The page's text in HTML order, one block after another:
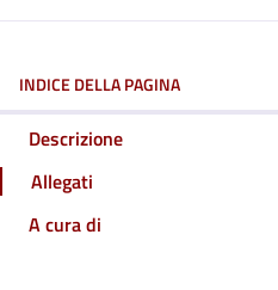
INDICE DELLA PAGINA
Descrizione
Allegati
A cura di